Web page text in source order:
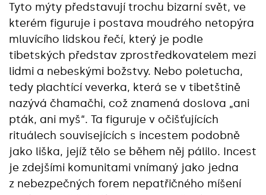
Tyto mýty představují trochu bizarní svět, ve
kterém figuruje i postava moudrého netopýra
mluvícího lidskou řečí, který je podle
tibetských představ zprostředkovatelem mezi
lidmi a nebeskými božstvy. Nebo poletucha,
tedy plachtící veverka, která se v tibetštině
nazývá čhamačhi, což znamená doslova „ani
pták, ani myš“. Ta figuruje v očišťujících
rituálech souvisejících s incestem podobně
jako liška, jejíž tělo se během něj pálilo. Incest
je zdejšími komunitami vnímaný jako jedna
z nebezpečných forem nepatřičného míšení